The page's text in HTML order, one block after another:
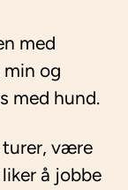
med
min og
med hund.
turer, være
å jobbe